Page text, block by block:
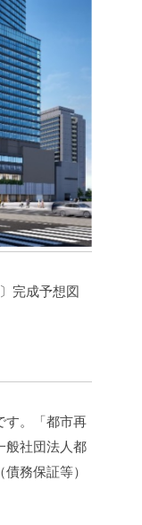
完成予想図
す。「都市再
般社団法人都
務保証等）